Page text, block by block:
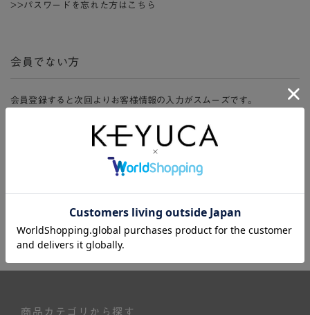
>>パスワードを忘れた方はこちら
会員でない方
会員登録すると次回よりお客様情報の入力がスムーズです。
ージ、購入履歴をご利用いただけます。
商品カテゴリから探す